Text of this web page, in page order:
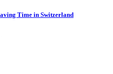
Time in Switzerland